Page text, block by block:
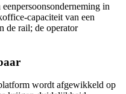
in
capaciteit van een
de rail; de operator
wordt afgewikkeld op